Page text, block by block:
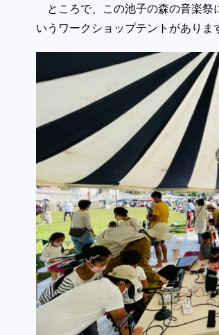
ところで、この池子の森の音楽祭
いうワークショップテントがありま